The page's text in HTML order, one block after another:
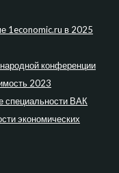
1economic.ru в 2025
конференции
2023
ВАК
экономических